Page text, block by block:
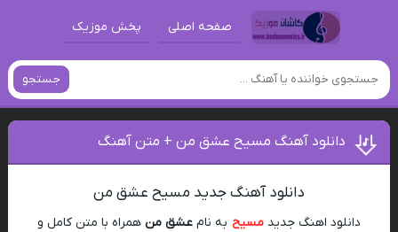
صفحه اصلی پخش موزیک
جستجو
دانلود آهنگ مسیح عشق من + متن آهنگ
دانلود آهنگ جدید مسیح عشق من
دانلود اهنگ جدید مسیح به نام عشق من همراه با متن کامل و